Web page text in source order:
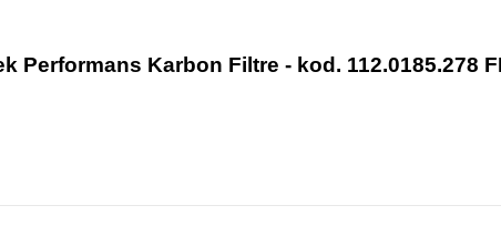
Performans Karbon Filtre - kod. 112.0185.278